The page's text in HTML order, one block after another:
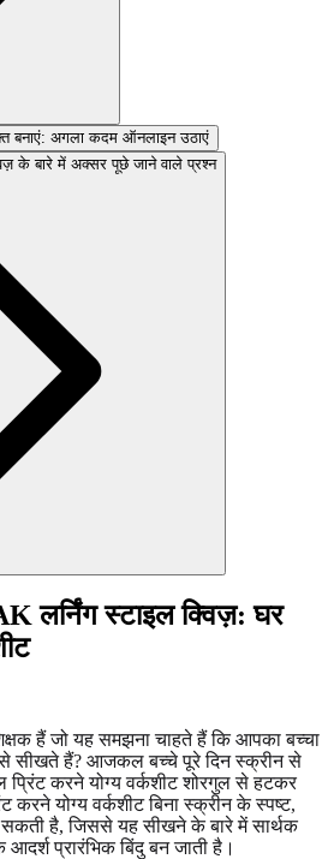
बनाएं: अगला कदम ऑनलाइन उठाएं
के बारे में अक्सर पूछे जाने वाले प्रश्न
लर्निंग स्टाइल क्विज़: घर
हैं जो यह समझना चाहते हैं कि आपका बच्चा
सीखते हैं? आजकल बच्चे पूरे दिन स्क्रीन से
करने योग्य वर्कशीट शोरगुल से हटकर
करने योग्य वर्कशीट बिना स्क्रीन के स्पष्ट,
सकती है, जिससे यह सीखने के बारे में सार्थक
प्रारंभिक बिंदु बन जाती है।